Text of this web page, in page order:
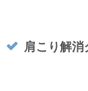
肩こり解消